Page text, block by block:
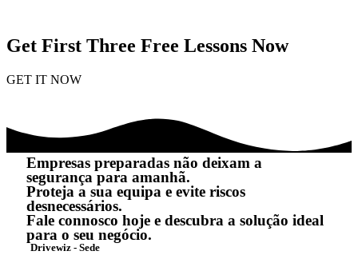
Get First Three Free Lessons Now
GET IT NOW
Empresas preparadas não deixam a
segurança para amanhã.
Proteja a sua equipa e evite riscos
desnecessários.
Fale connosco hoje e descubra a solução ideal
para o seu negócio.
Drivewiz - Sede